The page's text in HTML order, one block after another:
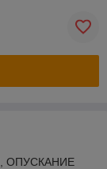
ОПУСКАНИЕ